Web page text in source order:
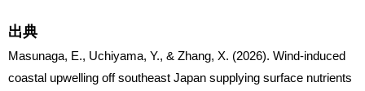
出典
Masunaga, E., Uchiyama, Y., & Zhang, X. (2026). Wind‐induced
coastal upwelling off southeast Japan supplying surface nutrients